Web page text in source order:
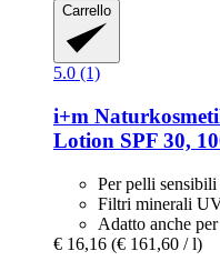
Carrello
5.0 (1)
i+m
Lotion SPF 30,
Per pelli sensibili
Filtri minerali
Adatto anche
€ 16,16 (€ 161,60 / l)